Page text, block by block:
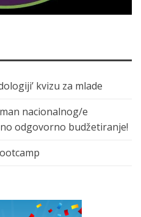
kvizu za mlade
nacionalnog/e
odgovorno budžetiranje!